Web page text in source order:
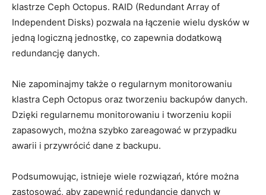
klastrze Ceph⁢ Octopus. RAID (Redundant Array of
Independent Disks)​ pozwala na łączenie wielu dysków ⁣w
‍jedną logiczną jednostkę, co zapewnia dodatkową
⁣redundancję danych.
Nie zapominajmy także ⁢o regularnym monitorowaniu
klastra Ceph Octopus oraz tworzeniu backupów ⁤danych.
‌Dzięki regularnemu monitorowaniu i tworzeniu kopii
zapasowych, można szybko ⁤zareagować w przypadku
awarii i‍ przywrócić ⁢dane ⁢z backupu.
Podsumowując, istnieje wiele rozwiązań, które​ można
zastosować, aby ‍zapewnić redundancję danych w